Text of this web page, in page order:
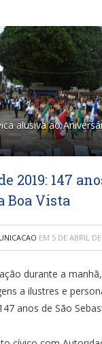
alusiva ao
2019: 147
Boa Vista
EM 5 DE ABRIL
durante a
a ilustres e
anos de São